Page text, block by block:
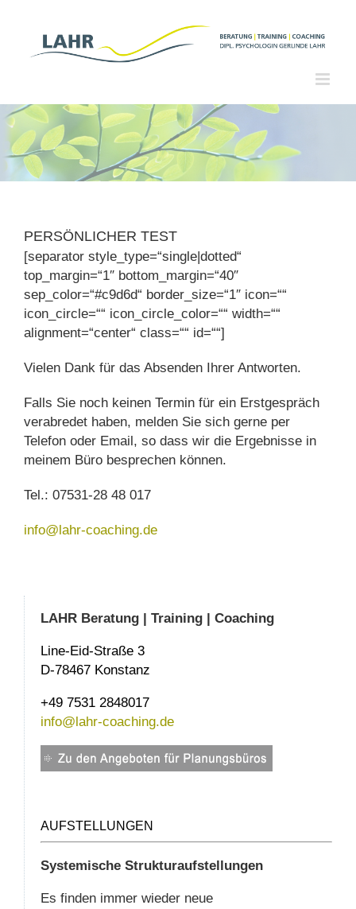
springen
PERSÖNLICHER TEST
[separator style_type=“single|dotted“
top_margin=“1″ bottom_margin=“40″
sep_color=“#c9d6d“ border_size=“1″ icon=““
icon_circle=““ icon_circle_color=““ width=““
alignment=“center“ class=““ id=““]
Vielen Dank für das Absenden Ihrer Antworten.
Falls Sie noch keinen Termin für ein Erstgespräch
verabredet haben, melden Sie sich gerne per
Telefon oder Email, so dass wir die Ergebnisse in
meinem Büro besprechen können.
Tel.: 07531-28 48 017
info@lahr-coaching.de
LAHR Beratung | Training | Coaching
Line-Eid-Straße 3
D-78467 Konstanz
+49 7531 2848017
info@lahr-coaching.de
AUFSTELLUNGEN
Systemische Strukturaufstellungen
Es finden immer wieder neue